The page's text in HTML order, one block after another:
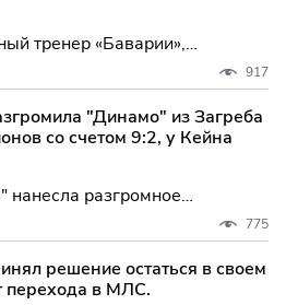
тренер «Баварии»,
решение заменить четырёх
«Барселоны» в Лиге
такой ход был
команде свежести и новой
917
"Динамо" из Загреба
со счетом 9:2, у Кейна
разгромное
"Динамо" в матче первого
чемпионов по футболу.
заве...
775
решение остаться в своем
перехода в МЛС.